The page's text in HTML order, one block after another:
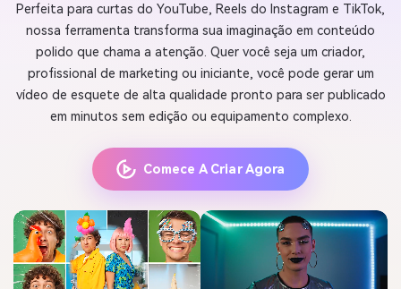
Perfeita para curtas do YouTube, Reels do Instagram e TikTok,
nossa ferramenta transforma sua imaginação em conteúdo
polido que chama a atenção. Quer você seja um criador,
profissional de marketing ou iniciante, você pode gerar um
vídeo de esquete de alta qualidade pronto para ser publicado
em minutos sem edição ou equipamento complexo.
Comece A Criar Agora